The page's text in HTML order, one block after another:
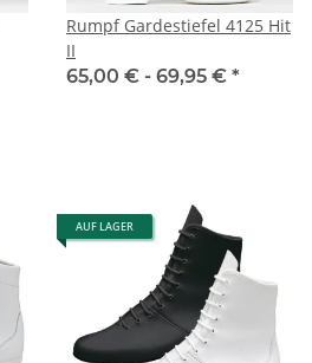
Rumpf Gardestiefel 4125 Hit
II
65,00 € - 69,95 € *
AUF LAGER